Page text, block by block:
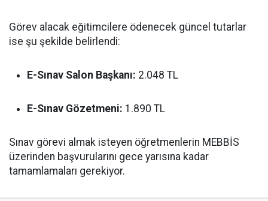
Görev alacak eğitimcilere ödenecek güncel tutarlar
ise şu şekilde belirlendi:
E-Sınav Salon Başkanı: 2.048 TL
E-Sınav Gözetmeni: 1.890 TL
Sınav görevi almak isteyen öğretmenlerin MEBBİS
üzerinden başvurularını gece yarısına kadar
tamamlamaları gerekiyor.